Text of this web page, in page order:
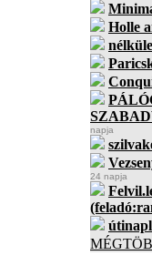
Holle
napja
24 napja